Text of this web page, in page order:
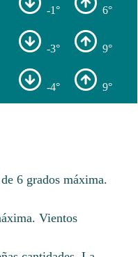
-1° 6°
-3° 9°
-4° 9°
6 grados máxima.
Vientos